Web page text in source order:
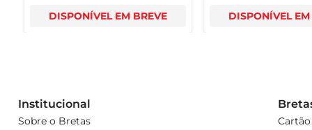
DISPONÍVEL EM BREVE DISPONÍVEL EM
Institucional
Sobre o Bretas